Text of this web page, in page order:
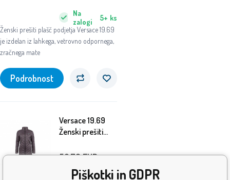
Ženski prešiti plašč podjetja Versace 19.69
je izdelan iz lahkega, vetrovno odpornega,
zračnega mate
Na
zalogi
5+ ks
Podrobnost
Versace 19.69
Ženski prešiti
52.70EUR
Piškotki in GDPR